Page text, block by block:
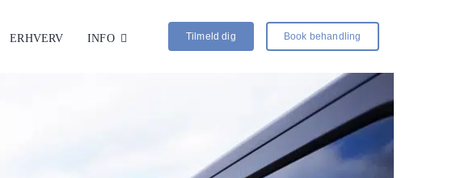
ERHVERV INFO Tilmeld dig Book behandling